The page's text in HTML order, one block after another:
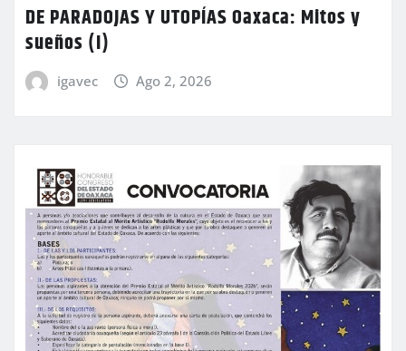
DE PARADOJAS Y UTOPÍAS Oaxaca: Mitos y
sueños (I)
igavec Ago 2, 2026